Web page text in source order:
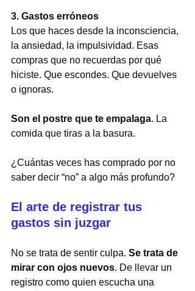
3. Gastos erróneos
Los que haces desde la inconsciencia,
la ansiedad, la impulsividad. Esas
compras que no recuerdas por qué
hiciste. Que escondes. Que devuelves
o ignoras.
Son el postre que te empalaga. La
comida que tiras a la basura.
¿Cuántas veces has comprado por no
saber decir “no” a algo más profundo?
El arte de registrar tus
gastos sin juzgar
No se trata de sentir culpa. Se trata de
mirar con ojos nuevos. De llevar un
registro como quien escucha una